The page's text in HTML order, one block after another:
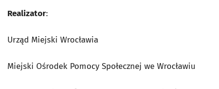
Realizator:
Urząd Miejski Wrocławia
Miejski Ośrodek Pomocy Społecznej we Wrocławiu